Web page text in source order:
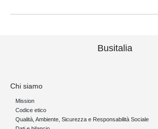
Busitalia
Chi siamo
Mission
Codice etico
Qualità, Ambiente, Sicurezza e Responsabilità Sociale